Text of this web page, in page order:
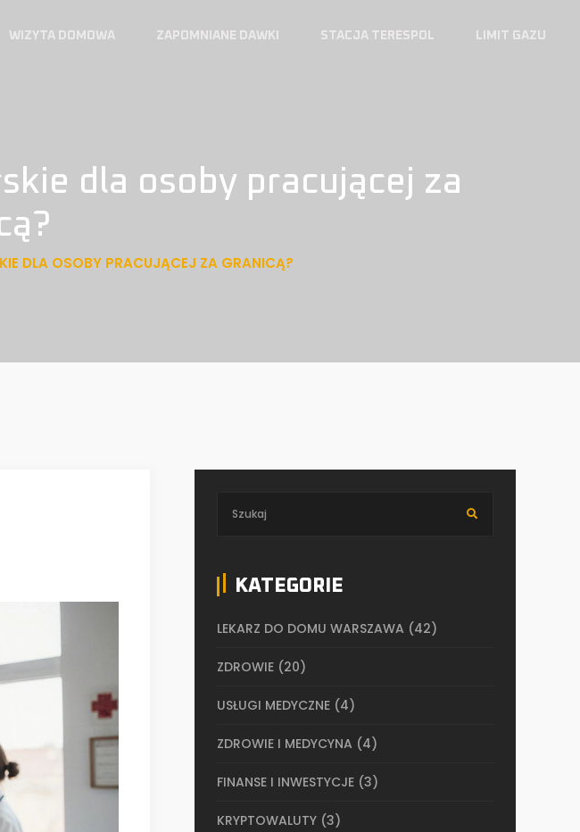
WIZYTA DOMOWA ZAPOMNIANE DAWKI STACJA TERESPOL LIMIT GAZU
dla osoby pracującej za
DLA OSOBY PRACUJĄCEJ ZA GRANICĄ?
KATEGORIE
LEKARZ DO DOMU WARSZAWA (42)
ZDROWIE (20)
USŁUGI MEDYCZNE (4)
ZDROWIE I MEDYCYNA (4)
FINANSE I INWESTYCJE (3)
KRYPTOWALUTY (3)